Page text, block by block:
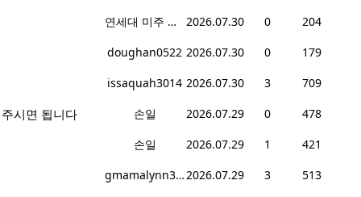
연세대 미주 총동문회 2026.07.30 0
204
doughan0522 2026.07.30 0
179
issaquah3014 2026.07.30 3
709
시면 됩니다 손일 2026.07.29 0
478
손일 2026.07.29 1
421
gmamalynn3782026.07.29 3
513